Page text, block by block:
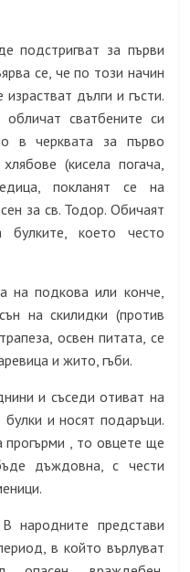
подстригват за първи
се, че по този начин
дълги и гъсти.
сватбените си
в черквата за първо
(кисела погача,
покланят се на
за св. Тодор. Обичаят
което често
на подкова или конче,
на скилидки (против
освен питата, се
и жито, гъби.
и съседи отиват на
и носят подаръци.
, то овцете ще
дъждовна, с чести
народните представи
в който върлуват